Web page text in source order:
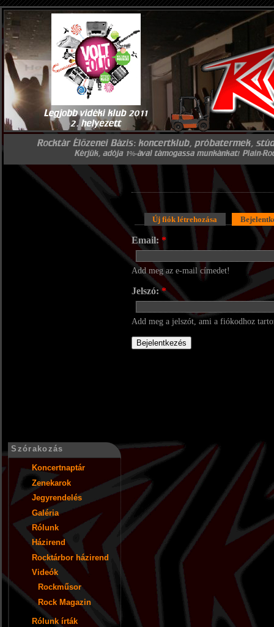
Új fiók létrehozása
Email: *
Add meg az e-mail címedet!
Jelszó:*
Add meg a jelszót, ami a fiókodhoz
Szórakozás
Koncertnaptár
Zenekarok
Jegyrendelés
Galéria
Rólunk
Házirend
Rocktárbor házirend
Videók
Rockműsor
Rock Magazin
Rólunk írták